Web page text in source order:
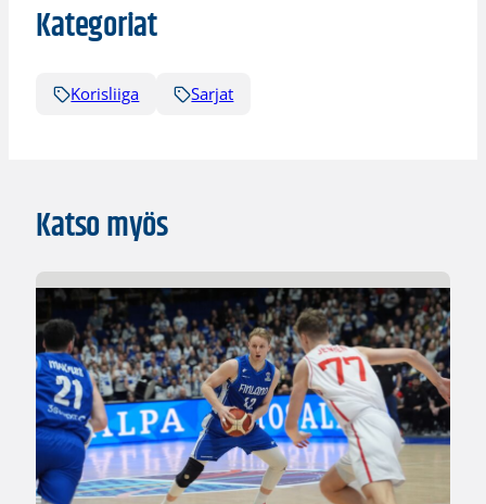
Kategoriat
Korisliiga Sarjat
Katso myös